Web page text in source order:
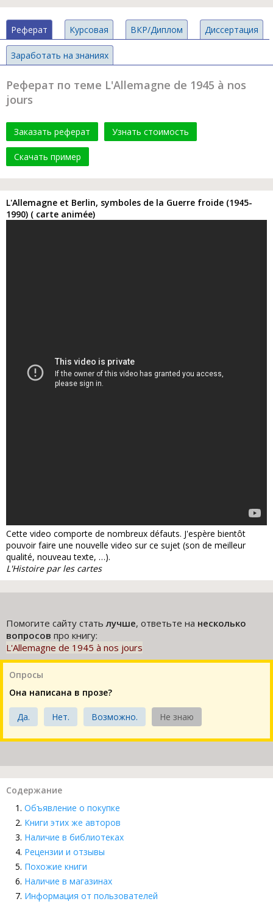
Реферат Курсовая ВКР/Диплом Диссертация
Заработать на знаниях
Реферат по теме L'Allemagne de 1945 à nos
jours
Заказать реферат Узнать стоимость
Скачать пример
L'Allemagne et Berlin, symboles de la Guerre froide (1945-
1990) ( carte animée)
Cette video comporte de nombreux défauts. J'espère bientôt
pouvoir faire une nouvelle video sur ce sujet (son de meilleur
qualité, nouveau texte, …).
L'Histoire par les cartes
Помогите сайту статьлучше, ответьте на несколько
вопросов про книгу:
L'Allemagne de 1945 à nos jours
Опросы
Она написана в прозе?
Да. Нет. Возможно. Не знаю
Содержание
Объявление о покупке
Книги этих же авторов
Наличие в библиотеках
Рецензии и отзывы
Похожие книги
Наличие в магазинах
Информация от пользователей